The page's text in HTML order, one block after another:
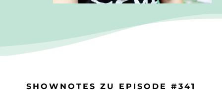
SHOWNOTES ZU EPISODE #341